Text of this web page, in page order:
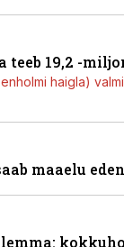
teeb 19,2 -
haigla)
maaelu